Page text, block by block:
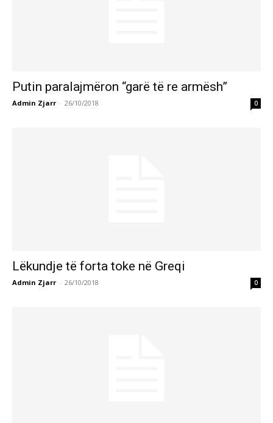
Putin paralajmëron “garë të re armësh”
Admin Zjarr - 26/10/2018 0
Lëkundje të forta toke në Greqi
Admin Zjarr - 26/10/2018 0